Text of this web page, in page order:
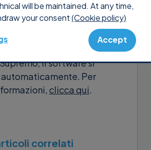
will be maintained. At any time,
your consent(Cookie policy)
Accept
gli aggiornamenti
i tuoi client di Supremo. Se
automatici,
rilasciata una nuova
il software si
Per
clicca qui.
correlati